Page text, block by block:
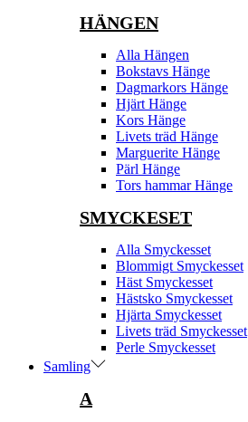
HÄNGEN
Alla Hängen
Bokstavs Hänge
Dagmarkors Hänge
Hjärt Hänge
Kors Hänge
Livets träd Hänge
Marguerite Hänge
Pärl Hänge
Tors hammar Hänge
SMYCKESET
Alla Smyckesset
Blommigt Smyckesset
Häst Smyckesset
Hästsko Smyckesset
Hjärta Smyckesset
Livets träd Smyckesset
Perle Smyckesset
Samling
A